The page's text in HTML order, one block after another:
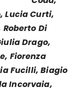
Lucia Curti,
Roberto Di
Drago,
Fiorenza
Fucilli, Biagio
Incorvaia,